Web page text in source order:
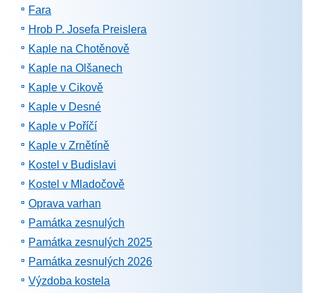
Fara
Hrob P. Josefa Preislera
Kaple na Chotěnově
Kaple na Olšanech
Kaple v Cikově
Kaple v Desné
Kaple v Poříčí
Kaple v Zrnětíně
Kostel v Budislavi
Kostel v Mladočově
Oprava varhan
Památka zesnulých
Památka zesnulých 2025
Památka zesnulých 2026
Výzdoba kostela